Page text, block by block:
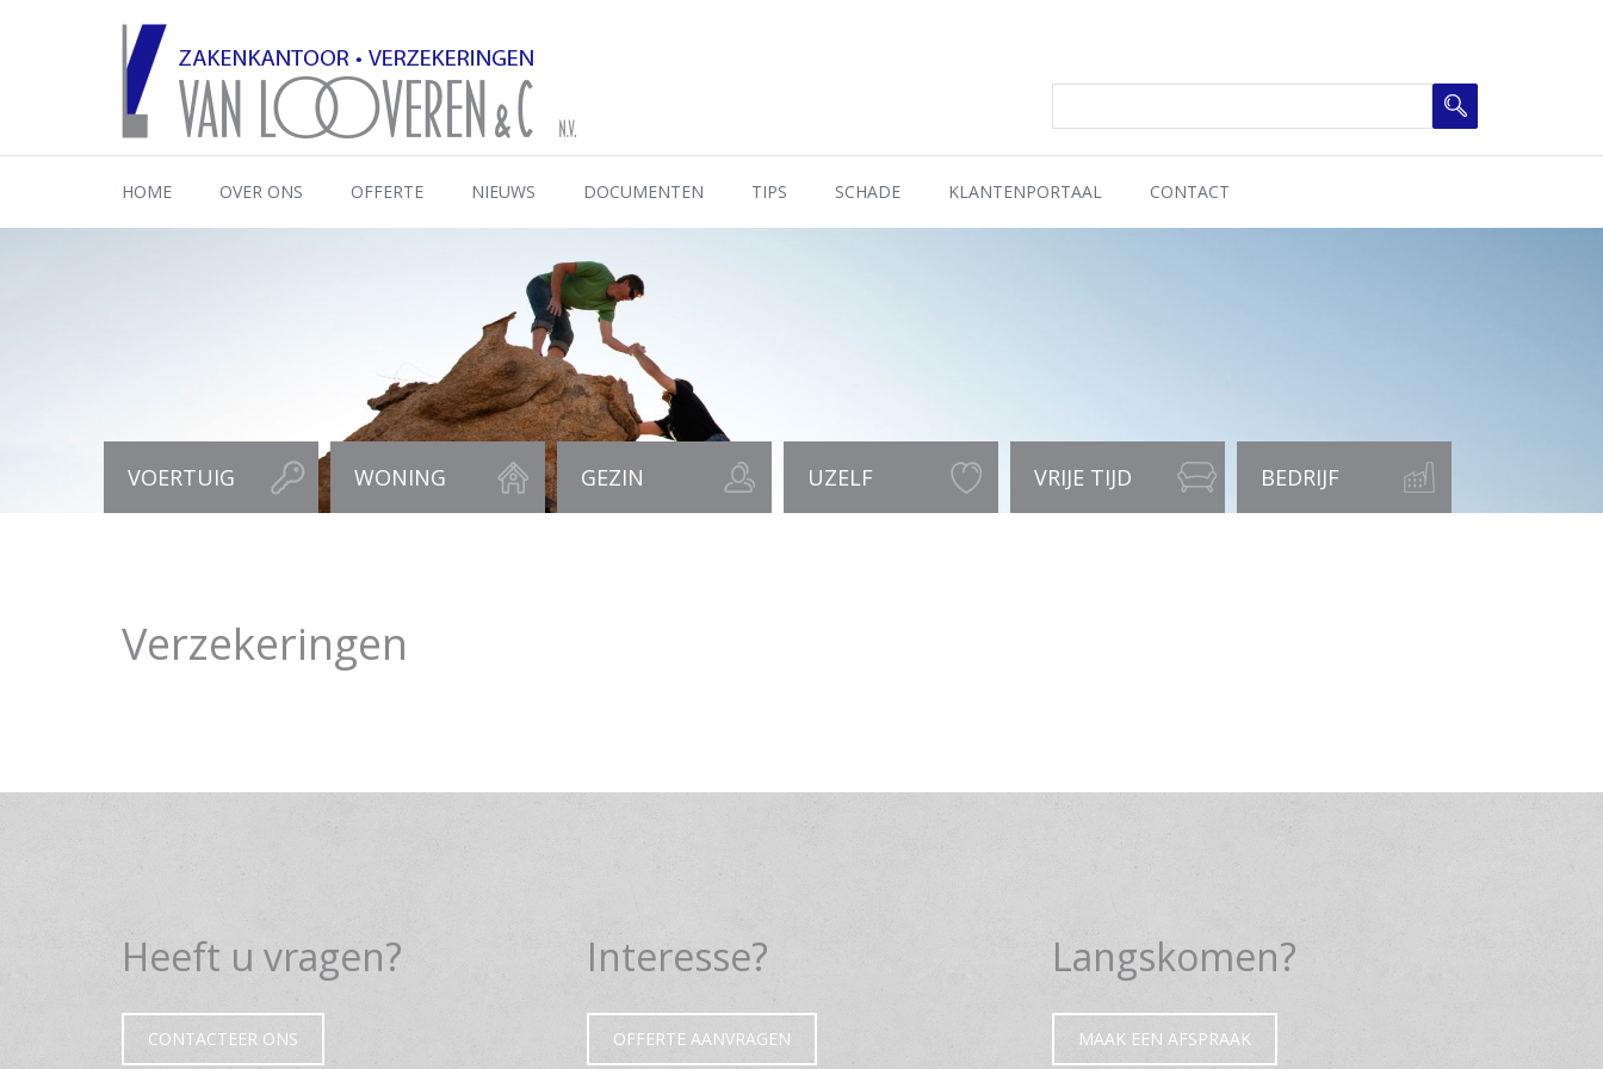
HOME OVER ONS OFFERTE NIEUWS DOCUMENTEN TIPS SCHADE KLANTENPORTAAL CONTACT
VOERTUIG WONING GEZIN UZELF VRIJE TIJD BEDRIJF
Verzekeringen
Heeft u vragen?
CONTACTEER ONS
Interesse?
OFFERTE AANVRAGEN
Langskomen?
MAAK EEN AFSPRAAK